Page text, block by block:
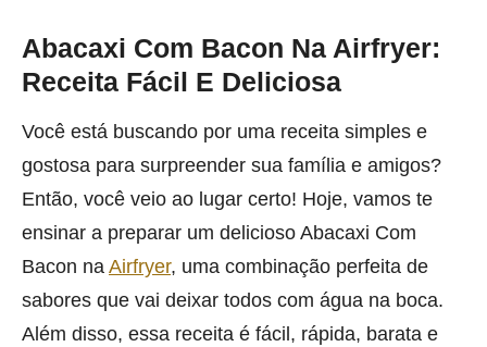
Abacaxi Com Bacon Na Airfryer:
Receita Fácil E Deliciosa
Você está buscando por uma receita simples e
gostosa para surpreender sua família e amigos?
Então, você veio ao lugar certo! Hoje, vamos te
ensinar a preparar um delicioso Abacaxi Com
Bacon na Airfryer, uma combinação perfeita de
sabores que vai deixar todos com água na boca.
Além disso, essa receita é fácil, rápida, barata e